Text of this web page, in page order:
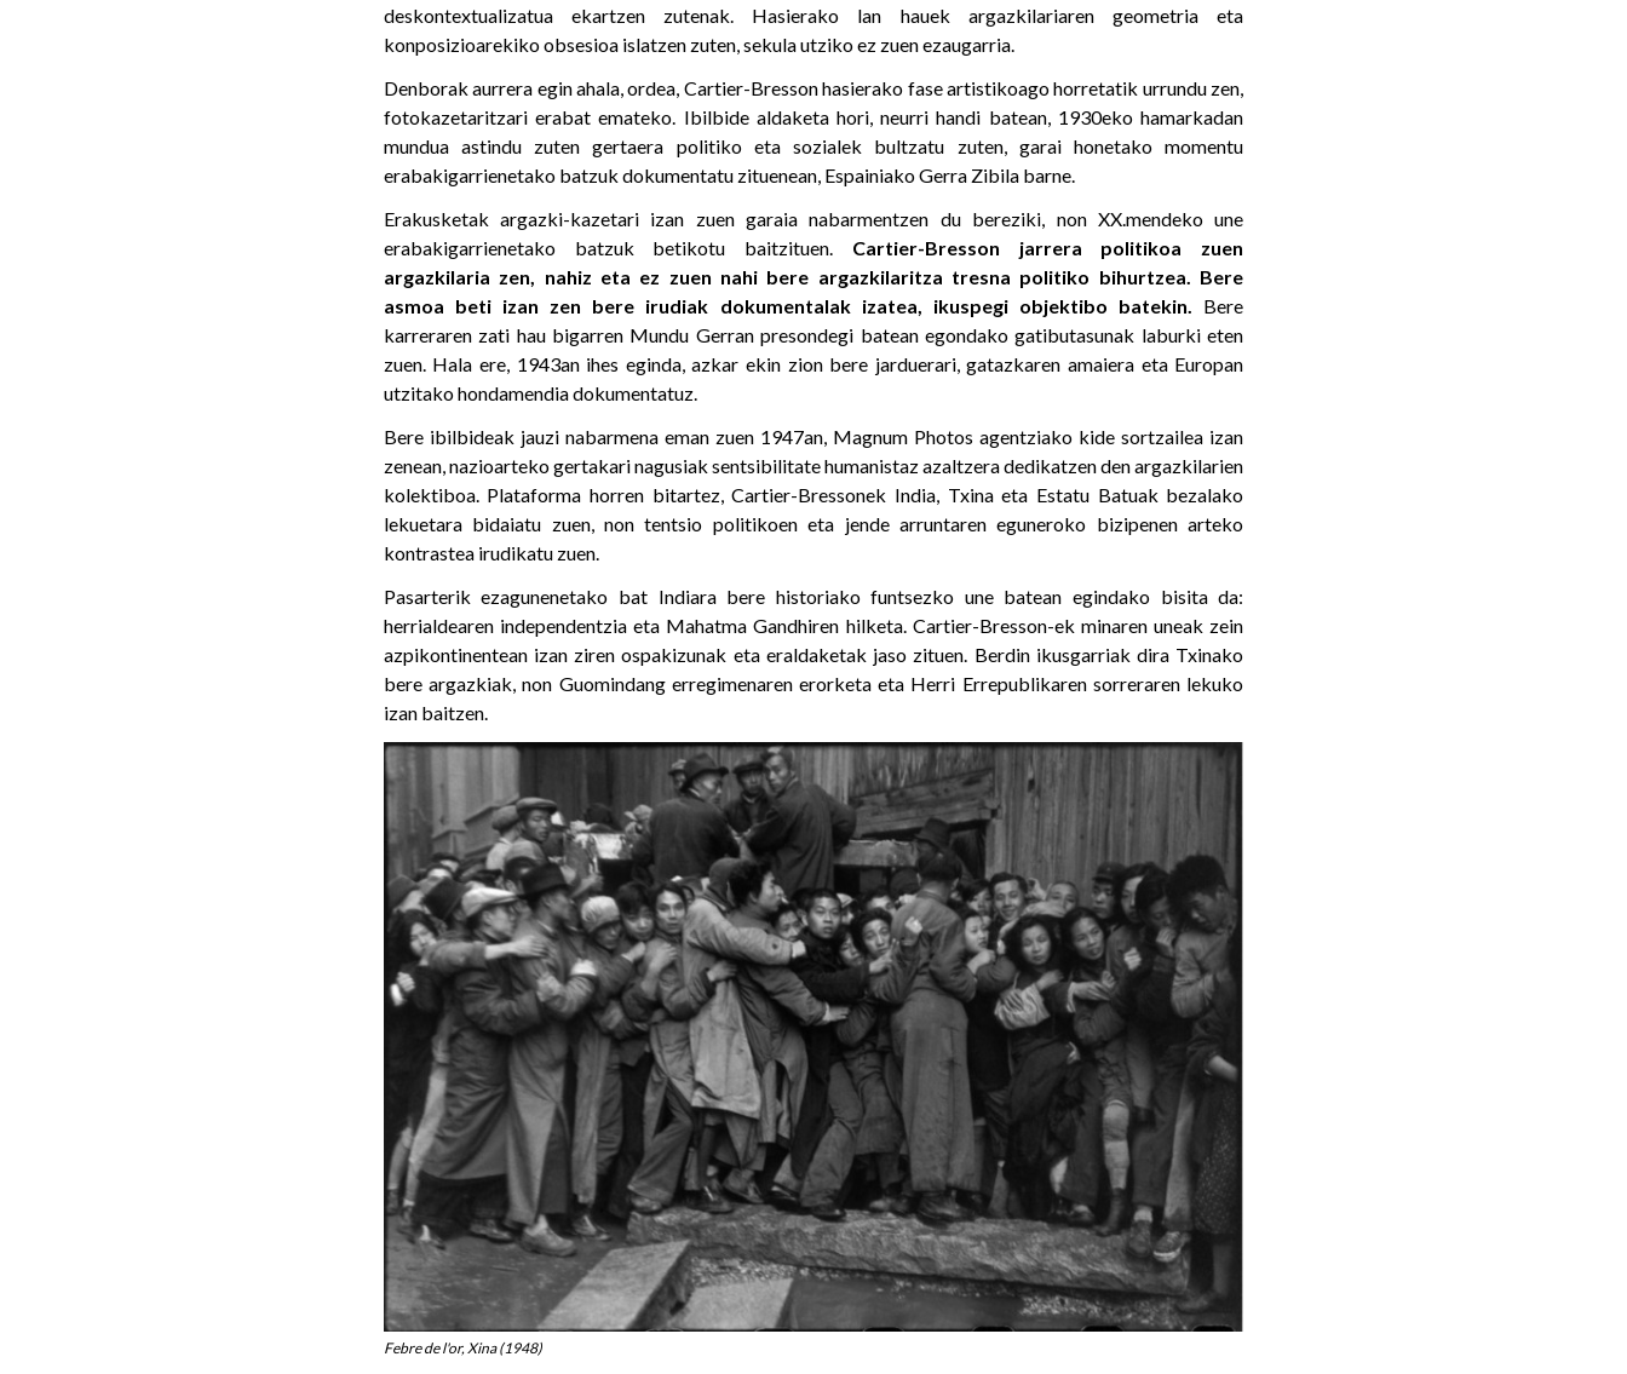
deskontextualizatua ekartzen zutenak. Hasierako lan hauek argazkilariaren geometria eta
konposizioarekiko obsesioa islatzen zuten, sekula utziko ez zuen ezaugarria.
Denborak aurrera egin ahala, ordea, Cartier-Bresson hasierako fase artistikoago horretatik urrundu zen,
fotokazetaritzari erabat emateko. Ibilbide aldaketa hori, neurri handi batean, 1930eko hamarkadan
mundua astindu zuten gertaera politiko eta sozialek bultzatu zuten, garai honetako momentu
erabakigarrienetako batzuk dokumentatu zituenean, Espainiako Gerra Zibila barne.
Erakusketak argazki-kazetari izan zuen garaia nabarmentzen du bereziki, non XX.mendeko une
erabakigarrienetako batzuk betikotu baitzituen. Cartier-Bresson jarrera politikoa zuen
argazkilaria zen, nahiz eta ez zuen nahi bere argazkilaritza tresna politiko bihurtzea. Bere
asmoa beti izan zen bere irudiak dokumentalak izatea, ikuspegi objektibo batekin. Bere
karreraren zati hau bigarren Mundu Gerran presondegi batean egondako gatibutasunak laburki eten
zuen. Hala ere, 1943an ihes eginda, azkar ekin zion bere jarduerari, gatazkaren amaiera eta Europan
utzitako hondamendia dokumentatuz.
Bere ibilbideak jauzi nabarmena eman zuen 1947an, Magnum Photos agentziako kide sortzailea izan
zenean, nazioarteko gertakari nagusiak sentsibilitate humanistaz azaltzera dedikatzen den argazkilarien
kolektiboa. Plataforma horren bitartez, Cartier-Bressonek India, Txina eta Estatu Batuak bezalako
lekuetara bidaiatu zuen, non tentsio politikoen eta jende arruntaren eguneroko bizipenen arteko
kontrastea irudikatu zuen.
Pasarterik ezagunenetako bat Indiara bere historiako funtsezko une batean egindako bisita da:
herrialdearen independentzia eta Mahatma Gandhiren hilketa. Cartier-Bresson-ek minaren uneak zein
azpikontinentean izan ziren ospakizunak eta eraldaketak jaso zituen. Berdin ikusgarriak dira Txinako
bere argazkiak, non Guomindang erregimenaren erorketa eta Herri Errepublikaren sorreraren lekuko
izan baitzen.
Febre de l'or, Xina (1948)